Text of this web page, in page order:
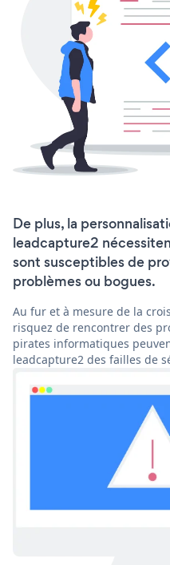
De plus, la
leadcapture2
sont susceptibles de
problèmes ou bogues.
Au fur et à mesure de la
risquez de rencontrer des
pirates informatiques
leadcapture2 des failles de